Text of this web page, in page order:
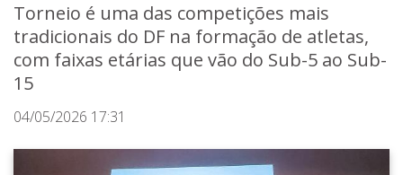
Torneio é uma das competições mais
tradicionais do DF na formação de atletas,
com faixas etárias que vão do Sub-5 ao Sub-
15
04/05/2026 17:31